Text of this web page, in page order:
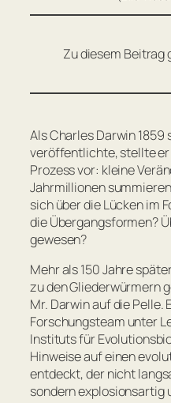
Zu diesem Beitrag
Als Charles Darwin
veröffentlichte, stellte
Prozess vor: kleine
Jahrmillionen
sich über die Lücken im
die Übergangsformen?
gewesen?
Mehr als 150 Jahre
zu den Gliederwürmern
Mr. Darwin auf die Pelle.
Forschungsteam unter
Instituts für
Hinweise auf einen
entdeckt, der nicht
sondern explosionsartig